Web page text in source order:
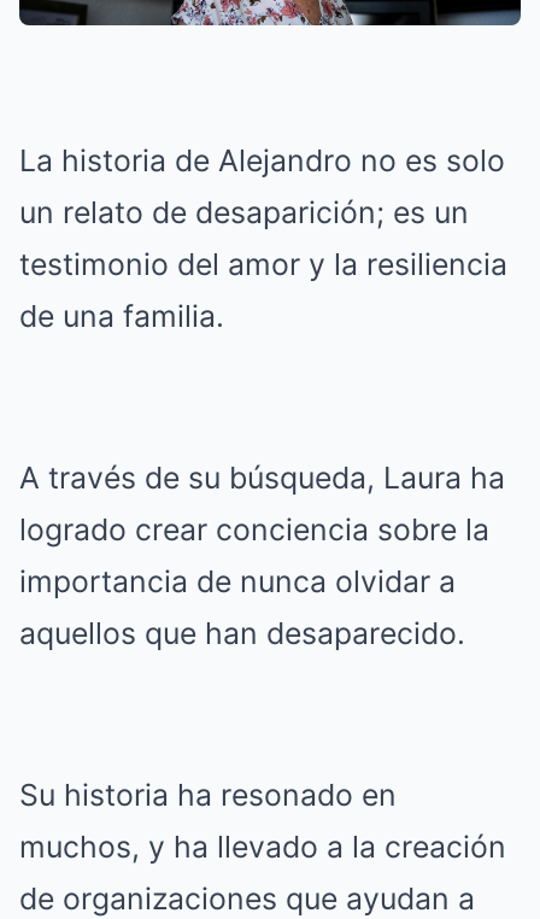
La historia de Alejandro no es solo
un relato de desaparición; es un
testimonio del amor y la resiliencia
de una familia.
A través de su búsqueda, Laura ha
logrado crear conciencia sobre la
importancia de nunca olvidar a
aquellos que han desaparecido.
Su historia ha resonado en
muchos, y ha llevado a la creación
de organizaciones que ayudan a